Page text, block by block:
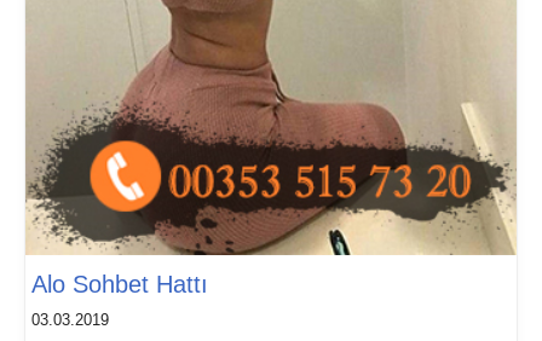
Alo Sohbet Hattı
03.03.2019